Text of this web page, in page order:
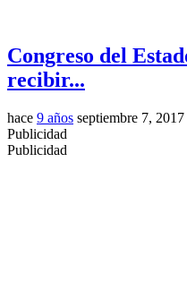
Congreso del
recibir...
hace 9 años septiembre 7, 2017
Publicidad
Publicidad